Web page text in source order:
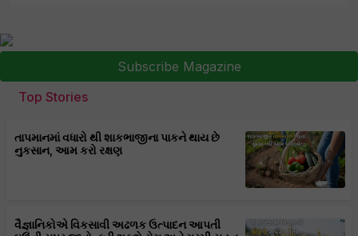
Subscribe Magazine
Top Stories
તાપમાનમાં વધારો થી શાકભાજીના પાકને થાય છે
નુકસાન, આમ કરો રક્ષણ
વૈજ્ઞાનિકોએ વિકસાવી અઢળક ઉત્પાદન આપતી